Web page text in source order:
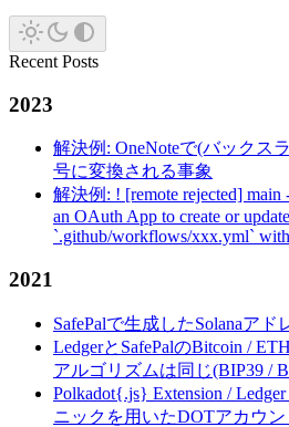
Recent Posts
2023
解決例: OneNoteで(バックス
号に変換される事象
解決例: ! [remote rejected] main
an OAuth App to create or
`.github/workflows/xxx.yml`
2021
SafePalで生成したSolanaア
LedgerとSafePalのBitcoin /
アルゴリズムは同じ(BIP39 /
Polkadot{.js} Extension /
ニックを用いたDOTアカウ